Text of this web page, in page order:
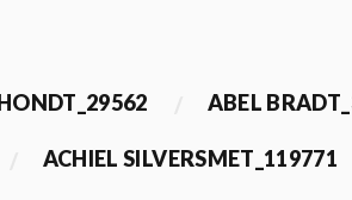
ABEL
ACHIEL SILVERSMET_119771